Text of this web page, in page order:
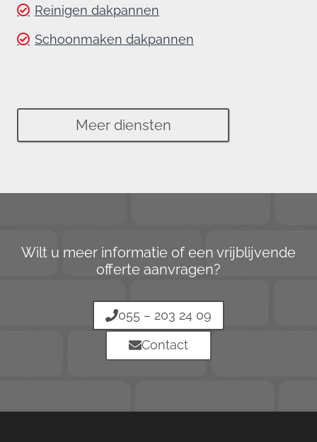
Reinigen dakpannen
Schoonmaken dakpannen
Meer diensten
Wilt u meer informatie of een vrijblijvende
offerte aanvragen?
055 – 203 24 09
Contact